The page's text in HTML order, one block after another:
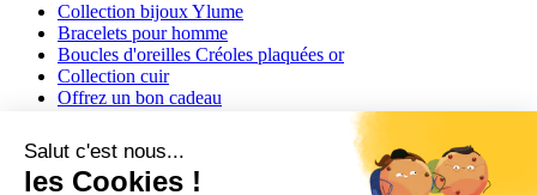
Collection bijoux Ylume
Bracelets pour homme
Boucles d'oreilles Créoles plaquées or
Collection cuir
Offrez un bon cadeau
Informations
Conditions générales de vente